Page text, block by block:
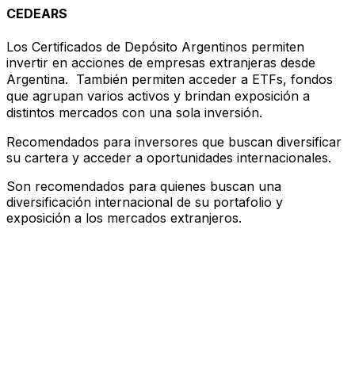
CEDEARS
Los Certificados de Depósito Argentinos permiten
invertir en acciones de empresas extranjeras desde
Argentina. También permiten acceder a ETFs, fondos
que agrupan varios activos y brindan exposición a
distintos mercados con una sola inversión.
Recomendados para inversores que buscan diversificar
su cartera y acceder a oportunidades internacionales.
Son recomendados para quienes buscan una
diversificación internacional de su portafolio y
exposición a los mercados extranjeros.